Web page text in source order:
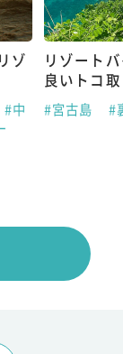
ゾ
#中
リゾート
良いトコ
#宮古島 #